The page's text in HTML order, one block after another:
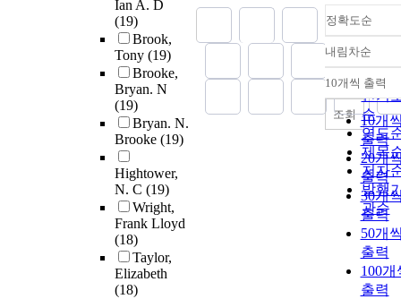
Ian A. D
(19)
Brook,
Tony (19)
Brooke,
Bryan. N
(19)
Bryan. N.
Brooke (19)
Hightower,
N. C (19)
Wright,
Frank Lloyd
(18)
Taylor,
Elizabeth
(18)
정확도순
정확
순
인기
순
연도
제목
저자
발행
관순
내림차순
내림
10개씩 출력
10개
출력
20개
출력
30개
출력
50개
출력
100개
출력
조회